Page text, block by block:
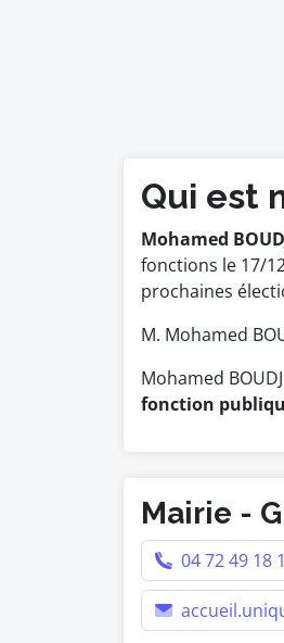
Qui est
Mohamed
fonctions le 17/
prochaines
M. Mohamed
Mohamed
fonction
Mairie -
04 72 49 18